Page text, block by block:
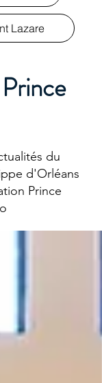
Lazare
du
d'Orléans
Prince